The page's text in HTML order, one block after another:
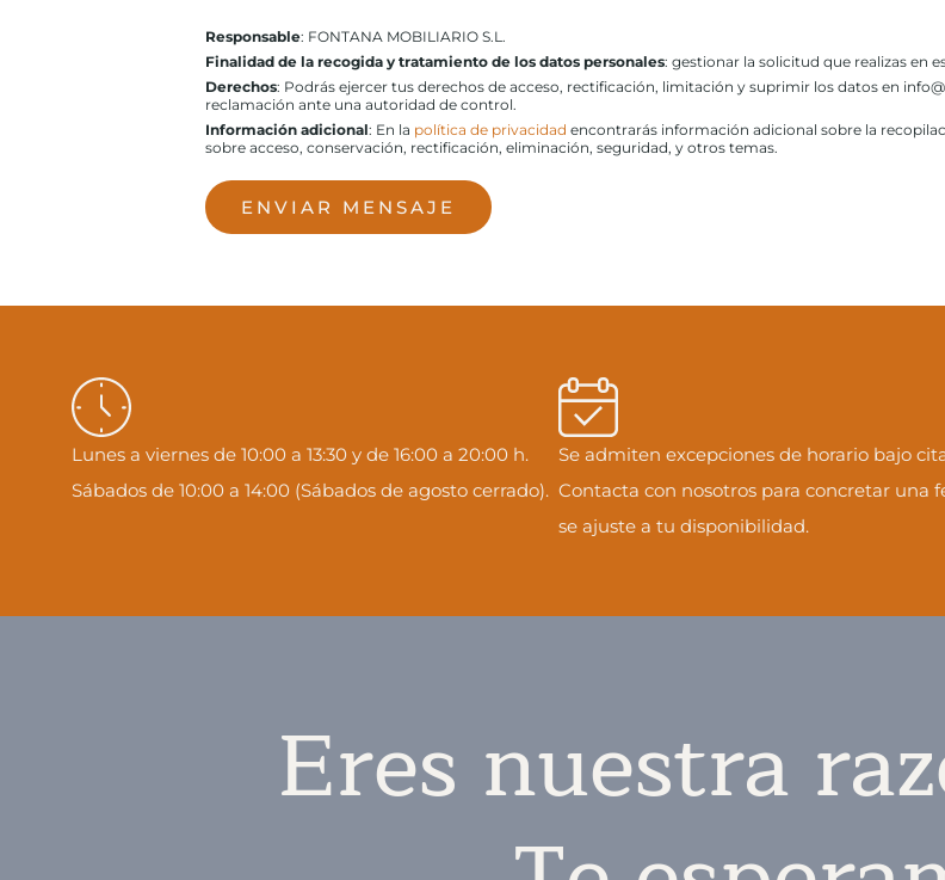
Responsable: FONTANA MOBILIARIO S.L.
Finalidad de la recogida y tratamiento de los datos personales: gestionar la solicitud que realizas en
Derechos: Podrás ejercer tus derechos de acceso, rectificación, limitación y suprimir los datos en
reclamación ante una autoridad de control.
Información adicional: En la política de privacidad encontrarás información adicional sobre la
sobre acceso, conservación, rectificación, eliminación, seguridad, y otros temas.
ENVIAR MENSAJE
Lunes a viernes de 10:00 a 13:30 y de 16:00 a 20:00 h.
Sábados de 10:00 a 14:00 (Sábados de agosto cerrado).
Se admiten excepciones de horario bajo
Contacta con nosotros para concretar una
se ajuste a tu disponibilidad.
Eres nuestra